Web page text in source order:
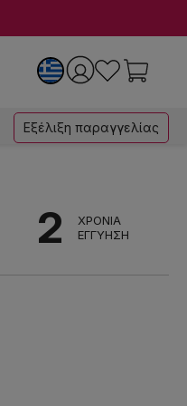
Εξέλιξη παραγγελίας
2
ΧΡΟΝΙΑ
ΕΓΓΥΗΣΗ